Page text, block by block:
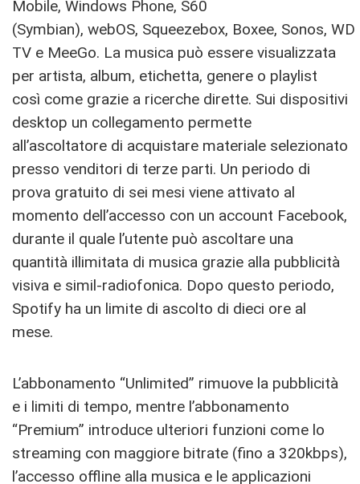
Mobile, Windows Phone, S60
(Symbian), webOS, Squeezebox, Boxee, Sonos, WD
TV e MeeGo. La musica può essere visualizzata
per artista, album, etichetta, genere o playlist
così come grazie a ricerche dirette. Sui dispositivi
desktop un collegamento permette
all’ascoltatore di acquistare materiale selezionato
presso venditori di terze parti. Un periodo di
prova gratuito di sei mesi viene attivato al
momento dell’accesso con un account Facebook,
durante il quale l’utente può ascoltare una
quantità illimitata di musica grazie alla pubblicità
visiva e simil-radiofonica. Dopo questo periodo,
Spotify ha un limite di ascolto di dieci ore al
mese.
L’abbonamento “Unlimited” rimuove la pubblicità
e i limiti di tempo, mentre l’abbonamento
“Premium” introduce ulteriori funzioni come lo
streaming con maggiore bitrate (fino a 320kbps),
l’accesso offline alla musica e le applicazioni